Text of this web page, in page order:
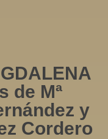
de Mª
y
Cordero